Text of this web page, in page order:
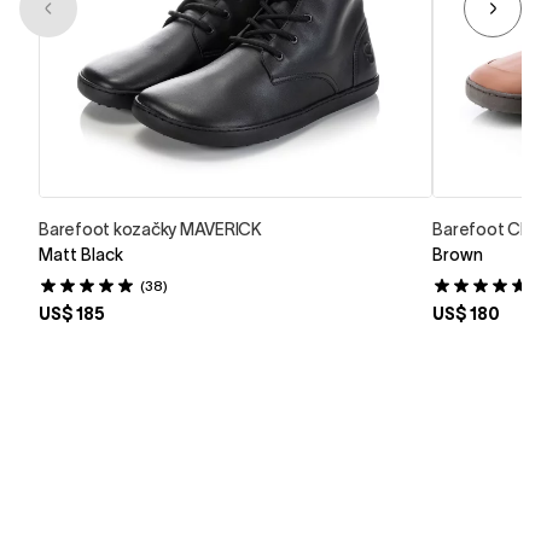
Barefoot kozačky MAVERICK
Matt Black
(38)
US$ 185
Barefoot
Brown
US$ 180